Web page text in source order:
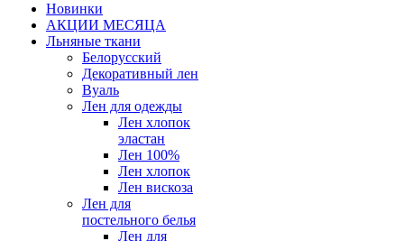
Новинки
АКЦИИ МЕСЯЦА
Льняные ткани
Белорусский
Декоративный лен
Вуаль
Лен для одежды
Лен хлопок
эластан
Лен 100%
Лен хлопок
Лен вискоза
Лен для
постельного белья
Лен для